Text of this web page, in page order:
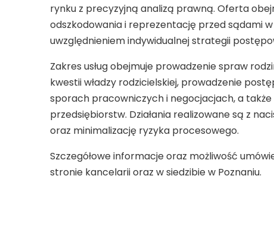
rynku z precyzyjną analizą prawną. Oferta
odszkodowania i reprezentację przed sądami
uwzględnieniem indywidualnej strategii
Zakres usług obejmuje prowadzenie spraw
kwestii władzy rodzicielskiej, prowadzenie
sporach pracowniczych i negocjacjach, a także
przedsiębiorstw. Działania realizowane są z
oraz minimalizację ryzyka procesowego.
Szczegółowe informacje oraz możliwość
stronie kancelarii oraz w siedzibie w Poznaniu.